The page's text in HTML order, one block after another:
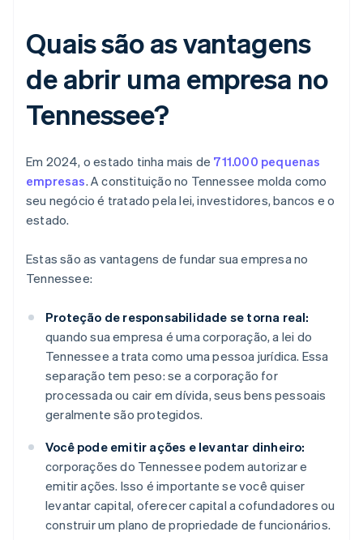
Quais são as vantagens
de abrir uma empresa no
Tennessee?
Em 2024, o estado tinha mais de 711.000 pequenas
empresas. A constituição no Tennessee molda como
seu negócio é tratado pela lei, investidores, bancos e o
estado.
Estas são as vantagens de fundar sua empresa no
Tennessee:
Proteção de responsabilidade se torna real:
quando sua empresa é uma corporação, a lei do
Tennessee a trata como uma pessoa jurídica. Essa
separação tem peso: se a corporação for
processada ou cair em dívida, seus bens pessoais
geralmente são protegidos.
Você pode emitir ações e levantar dinheiro:
corporações do Tennessee podem autorizar e
emitir ações. Isso é importante se você quiser
levantar capital, oferecer capital a cofundadores ou
construir um plano de propriedade de funcionários.